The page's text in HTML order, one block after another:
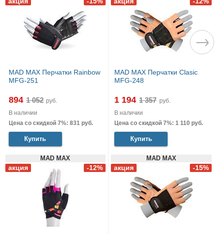
MAD MAX Перчатки Rainbow
MFG-251
894
руб.
В наличии
Цена со скидкой 7%: 831 руб.
Купить
MAD MAX Перчатки Clasic
MFG-248
1 194
руб.
В наличии
Цена со скидкой 7%: 1 110 руб.
Купить
MAD MAX MAD MAX